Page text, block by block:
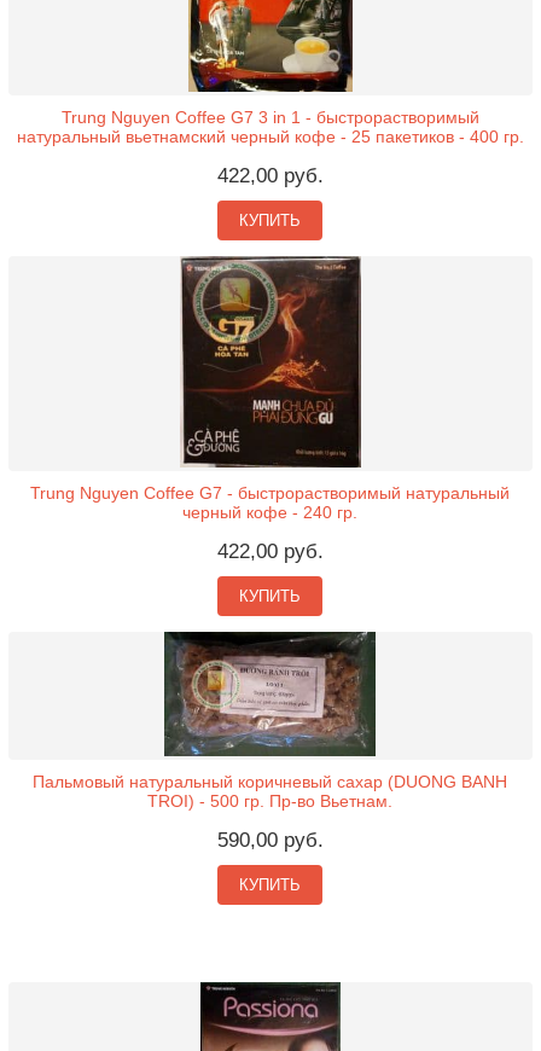
Trung Nguyen Coffee G7 3 in 1 - быстрорастворимый
натуральный вьетнамский черный кофе - 25 пакетиков - 400 гр.
422,00 руб.
КУПИТЬ
Trung Nguyen Coffee G7 - быстрорастворимый натуральный
черный кофе - 240 гр.
422,00 руб.
КУПИТЬ
Пальмовый натуральный коричневый сахар (DUONG BANH
TROI) - 500 гр. Пр-во Вьетнам.
590,00 руб.
КУПИТЬ